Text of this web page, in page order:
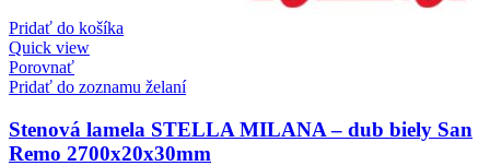
Pridať do košíka
Quick view
Porovnať
Pridať do zoznamu želaní
Stenová lamela STELLA MILANA – dub biely San
Remo 2700x20x30mm